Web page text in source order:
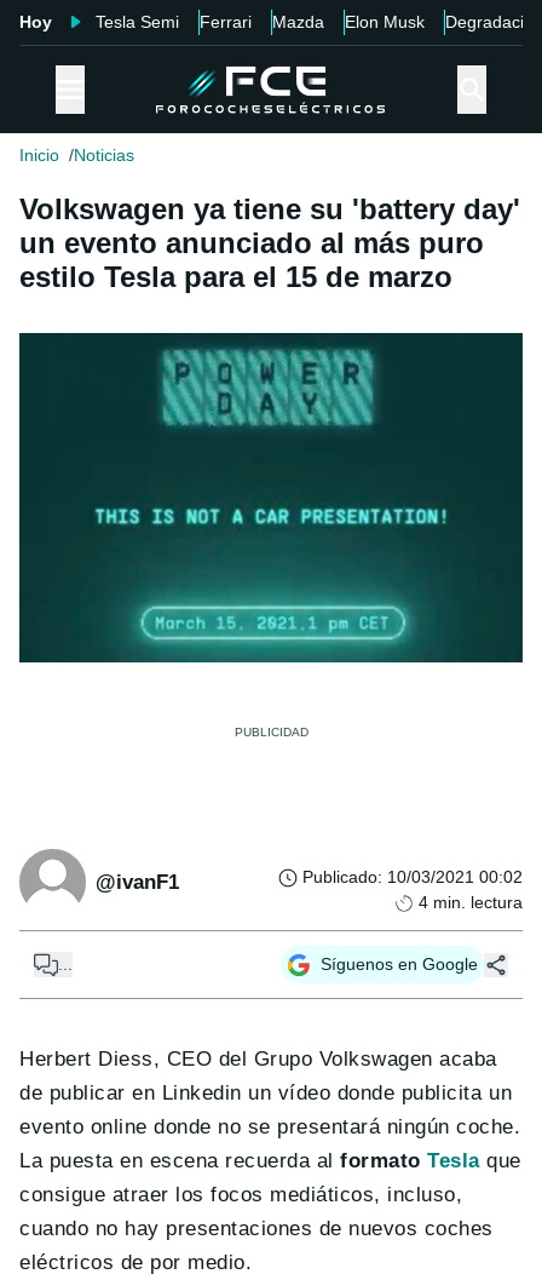
Hoy Tesla Semi Ferrari Mazda Elon Musk Degradación
Inicio Noticias
Volkswagen ya tiene su 'battery day'
un evento anunciado al más puro
estilo Tesla para el 15 de marzo
@ivanF1 Publicado: 10/03/2021 00:02
4 min. lectura
Síguenos en Google
Herbert Diess, CEO del Grupo Volkswagen acaba
de publicar en Linkedin un vídeo donde publicita un
evento online donde no se presentará ningún coche.
La puesta en escena recuerda al formatoTeslaque
consigue atraer los focos mediáticos, incluso,
cuando no hay presentaciones de nuevos coches
eléctricos de por medio.